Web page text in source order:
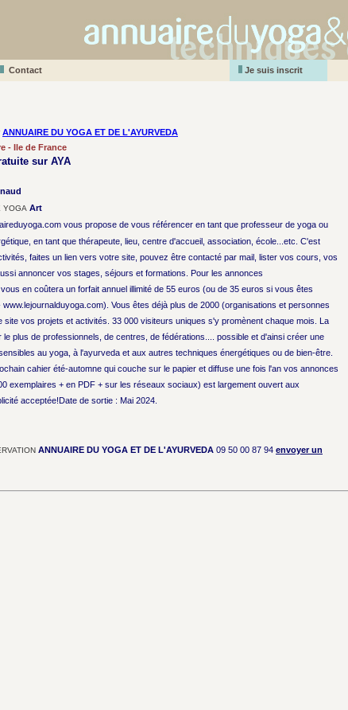
Contact Je suis inscrit
ANNUAIRE DU YOGA ET DE L'AYURVEDA
- Ile de France
sur AYA
YOGA Art
vous propose de vous référencer en tant que professeur de yoga ou
en tant que thérapeute, lieu, centre d'accueil, association, école...etc. C'est
faites un lien vers votre site, pouvez être contacté par mail, lister vos cours, vos
annoncer vos stages, séjours et formations. Pour les annonces
en coûtera un forfait annuel illimité de 55 euros (ou de 35 euros si vous êtes
Vous êtes déjà plus de 2000 (organisations et personnes
vos projets et activités. 33 000 visiteurs uniques s'y promènent chaque mois. La
plus de professionnels, de centres, de fédérations.... possible et d'ainsi créer une
au yoga, à l'ayurveda et aux autres techniques énergétiques ou de bien-être.
cahier été-automne qui couche sur le papier et diffuse une fois l'an vos annonces
exemplaires + en PDF + sur les réseaux sociaux) est largement ouvert aux
acceptée!Date de sortie : Mai 2024.
ANNUAIRE DU YOGA ET DE L'AYURVEDA 09 50 00 87 94 envoyer un